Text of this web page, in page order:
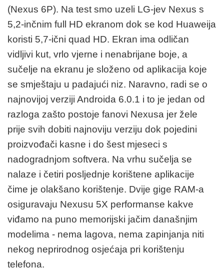
(Nexus 6P). Na test smo uzeli LG-jev Nexus s
5,2-inčnim full HD ekranom dok se kod Huaweija
koristi 5,7-ični quad HD. Ekran ima odličan
vidljivi kut, vrlo vjerne i nenabrijane boje, a
sučelje na ekranu je složeno od aplikacija koje
se smještaju u padajući niz. Naravno, radi se o
najnovijoj verziji Androida 6.0.1 i to je jedan od
razloga zašto postoje fanovi Nexusa jer žele
prije svih dobiti najnoviju verziju dok pojedini
proizvođači kasne i do šest mjeseci s
nadogradnjom softvera. Na vrhu sučelja se
nalaze i četiri posljednje korištene aplikacije
čime je olakšano korištenje. Dvije gige RAM-a
osiguravaju Nexusu 5X performanse kakve
viđamo na puno memorijski jačim današnjim
modelima - nema lagova, nema zapinjanja niti
nekog neprirodnog osjećaja pri korištenju
telefona.